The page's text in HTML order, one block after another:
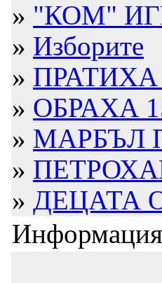
» "КОМ"
» Изборите
»
» ОБРАХА
» МАРБЪЛ
»
» ДЕЦАТА
Информация